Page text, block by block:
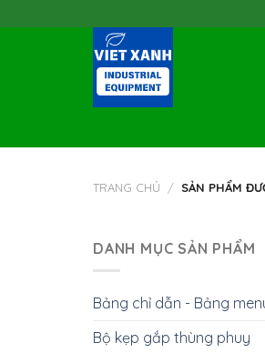
to
TRANG CHỦ / SẢN PHẨM
DANH MỤC SẢN PHẨM
Bảng chỉ dẫn - Bảng
Bộ kẹp gắp thùng phuy